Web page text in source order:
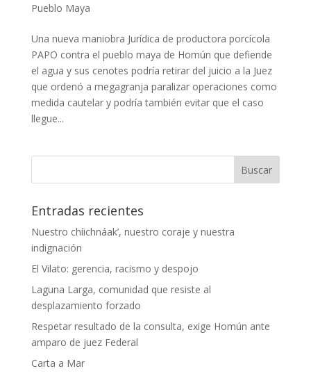
Pueblo Maya
Una nueva maniobra Jurídica de productora porcícola
PAPO contra el pueblo maya de Homún que defiende
el agua y sus cenotes podría retirar del juicio a la Juez
que ordenó a megagranja paralizar operaciones como
medida cautelar y podría también evitar que el caso
llegue...
Entradas recientes
Nuestro chíichnáak’, nuestro coraje y nuestra
indignación
El Vilato: gerencia, racismo y despojo
Laguna Larga, comunidad que resiste al
desplazamiento forzado
Respetar resultado de la consulta, exige Homún ante
amparo de juez Federal
Carta a Mar